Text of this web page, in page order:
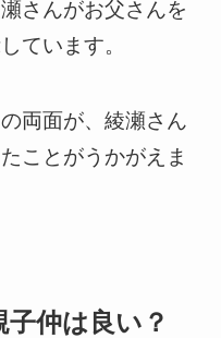
さんがお父さんを
ています。
両面が、綾瀬さん
ことがうかがえま
仲は良い？